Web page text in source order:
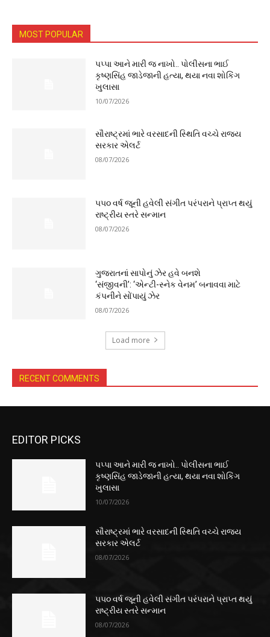
MOST POPULAR
પપ્પા આને મારી જ નાખો.. પોલીસના ભાઈ
કૃષ્ણસિંહ જાડેજાની હત્યા, થયા નવા શોકિંગ
ખુલાસા
10/07/2026
સૌરાષ્ટ્રમાં ભારે વરસાદની સ્થિતિ વચ્ચે રાજ્ય
સરકાર એલર્ટ
08/07/2026
૫૫૦ વર્ષ જૂની હવેલી સંગીત પરંપરાને પ્રાપ્ત થયું
રાષ્ટ્રીય સ્તરે સન્માન
08/07/2026
ગુજરાતનાં સાપોનું ઝેર હવે બનશે
‘સંજીવની’: ‘એન્ટી-સ્નેક વેનમ’ બનાવવા માટે
કંપનીને સોંપાયું ઝેર
08/07/2026
Load more
RECENT COMMENTS
EDITOR PICKS
પપ્પા આને મારી જ નાખો.. પોલીસના ભાઈ
કૃષ્ણસિંહ જાડેજાની હત્યા, થયા નવા શોકિંગ
ખુલાસા
10/07/2026
સૌરાષ્ટ્રમાં ભારે વરસાદની સ્થિતિ વચ્ચે રાજ્ય
સરકાર એલર્ટ
08/07/2026
૫૫૦ વર્ષ જૂની હવેલી સંગીત પરંપરાને પ્રાપ્ત થયું
રાષ્ટ્રીય સ્તરે સન્માન
08/07/2026